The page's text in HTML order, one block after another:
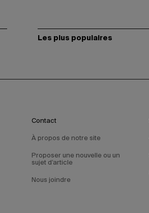
Les plus populaires
Contact
À propos de notre site
Proposer une nouvelle ou un
sujet d’article
Nous joindre